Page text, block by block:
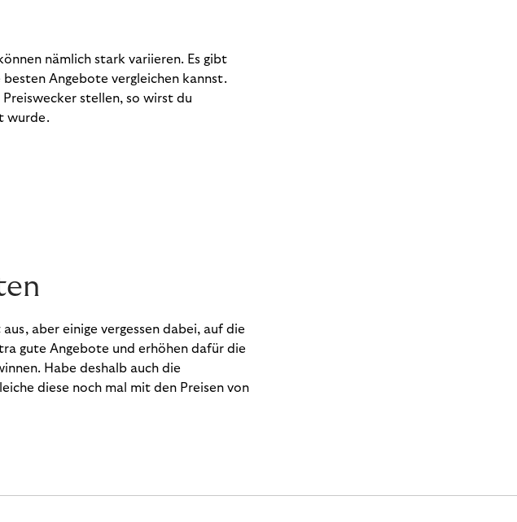
nämlich stark variieren. Es gibt
Angebote vergleichen kannst.
stellen, so wirst du
wurde.
aber einige vergessen dabei, auf die
gute Angebote und erhöhen dafür die
Habe deshalb auch die
diese noch mal mit den Preisen von